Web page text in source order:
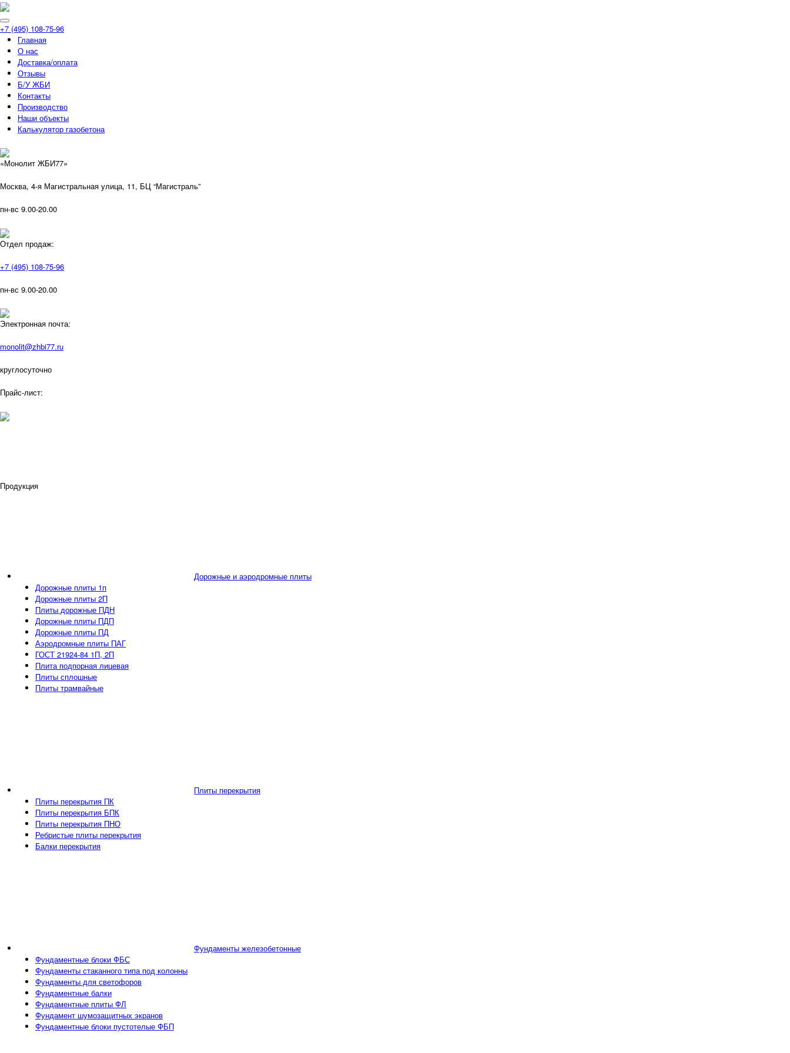
+7 (495) 108-75-96
Главная
О нас
Доставка/оплата
Отзывы
Б/У ЖБИ
Контакты
Производство
Наши объекты
Калькулятор газобетона
«Монолит ЖБИ77»
Москва, 4-я Магистральная улица, 11, ​БЦ “Магистраль”
пн-вс 9.00-20.00
Отдел продаж:
+7 (495) 108-75-96
пн-вс 9.00-20.00
Электронная почта:
monolit@zhbi77.ru
круглосуточно
Прайс-лист:
Продукция
Дорожные и аэродромные плиты
Дорожные плиты 1п
Дорожные плиты 2П
Плиты дорожные ПДН
Дорожные плиты ПДП
Дорожные плиты ПД
Аэродромные плиты ПАГ
ГОСТ 21924-84 1П, 2П
Плита подпорная лицевая
Плиты сплошные
Плиты трамвайные
Плиты перекрытия
Плиты перекрытия ПК
Плиты перекрытия БПК
Плиты перекрытия ПНО
Ребристые плиты перекрытия
Балки перекрытия
Фундаменты железобетонные
Фундаментные блоки ФБС
Фундаменты стаканного типа под колонны
Фундаменты для светофоров
Фундаментные балки
Фундаментные плиты ФЛ
Фундамент шумозащитных экранов
Фундаментные блоки пустотелые ФБП